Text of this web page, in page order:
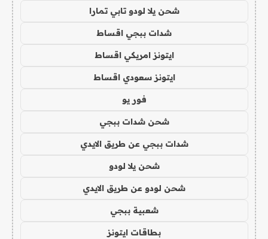
شحن يلا لودو تابي تمارا
شدات ببجي اقساط
ايتونز امريكي اقساط
ايتونز سعودي اقساط
فور يو
شحن شدات ببجي
شدات ببجي عن طريق الايدي
شحن يلا لودو
شحن لودو عن طريق الايدي
شعبية ببجي
بطاقات ايتونز